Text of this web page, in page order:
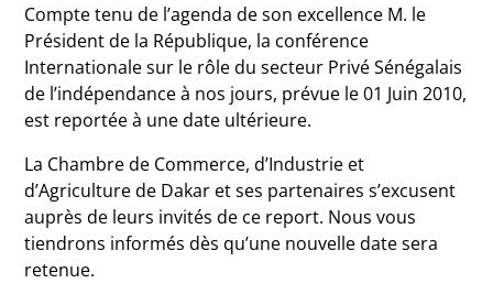
Compte tenu de l’agenda de son excellence M. le
Président de la République, la conférence
Internationale sur le rôle du secteur Privé Sénégalais
de l’indépendance à nos jours, prévue le 01 Juin 2010,
est reportée à une date ultérieure.
La Chambre de Commerce, d’Industrie et
d’Agriculture de Dakar et ses partenaires s’excusent
auprès de leurs invités de ce report. Nous vous
tiendrons informés dès qu’une nouvelle date sera
retenue.